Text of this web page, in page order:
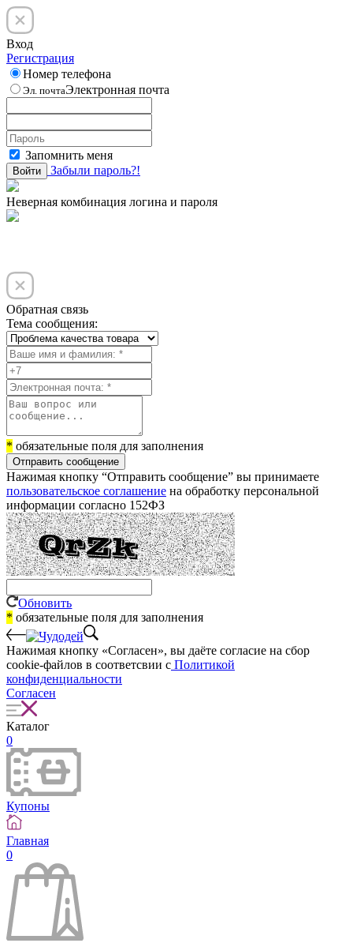
Вход
Регистрация
Номер телефона
Эл. почтаЭлектронная почта
Запомнить меня
Войти Забыли пароль?!
Неверная комбинация логина и пароля
Обратная связь
Тема сообщения:
* обязательные поля для заполнения
Отправить сообщение
Нажимая кнопку “Отправить сообщение” вы принимаете
пользовательское соглашение на обработку персональной
информации согласно 152ФЗ
Обновить
* обязательные поля для заполнения
Нажимая кнопку «Согласен», вы даёте cогласие на сбор
cookie-файлов в соответсвии с Политикой
конфиденциальности
Согласен
Каталог
0
Купоны
Главная
0